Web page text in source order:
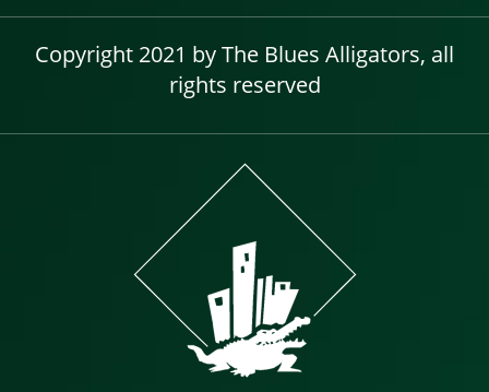
Copyright 2021 by The Blues Alligators, all
rights reserved